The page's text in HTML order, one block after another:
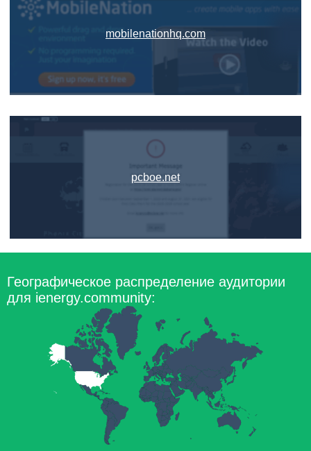
mobilenationhq.com
pcboe.net
Географическое распределение аудитории
для ienergy.community: